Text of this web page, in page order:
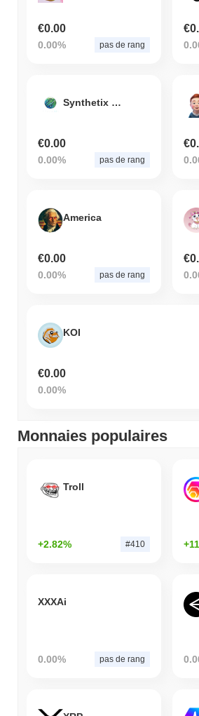
€0.00
0.00% pas de rang
Synthetix Network
€0.00
0.00% pas de rang
America
€0.00
0.00% pas de rang
KOI
€0.00
0.00%
Monnaies populaires
Troll
+2.82% #410
XXXAi
0.00% pas de rang